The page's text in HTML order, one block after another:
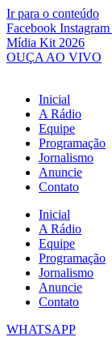
Ir para o conteúdo
Facebook Instagram
Mídia Kit 2026
OUÇA AO VIVO
Inicial
A Rádio
Equipe
Programação
Jornalismo
Anuncie
Contato
Inicial
A Rádio
Equipe
Programação
Jornalismo
Anuncie
Contato
WHATSAPP